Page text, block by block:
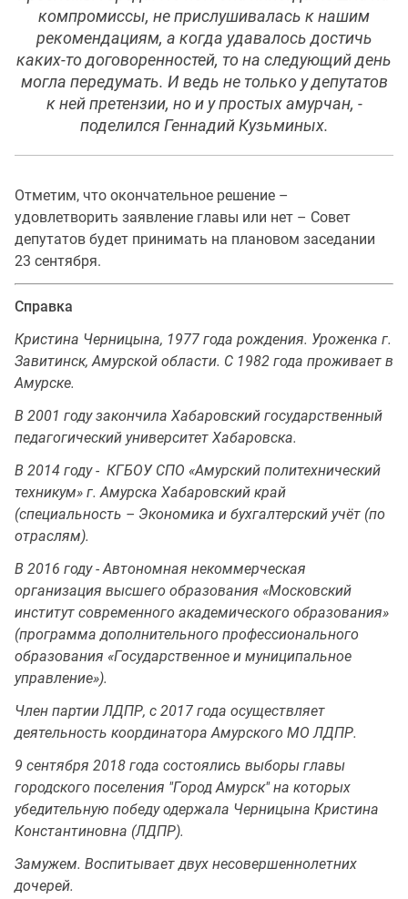
компромиссы, не прислушивалась к нашим
рекомендациям, а когда удавалось достичь
каких-то договоренностей, то на следующий день
могла передумать. И ведь не только у депутатов
к ней претензии, но и у простых амурчан, -
поделился Геннадий Кузьминых.
Отметим, что окончательное решение –
удовлетворить заявление главы или нет – Совет
депутатов будет принимать на плановом заседании
23 сентября.
Справка
Кристина Черницына, 1977 года рождения. Уроженка г.
Завитинск, Амурской области. С 1982 года проживает в
Амурске.
В 2001 году закончила Хабаровский государственный
педагогический университет Хабаровска.
В 2014 году - КГБОУ СПО «Амурский политехнический
техникум» г. Амурска Хабаровский край
(специальность – Экономика и бухгалтерский учёт (по
отраслям).
В 2016 году - Автономная некоммерческая
организация высшего образования «Московский
институт современного академического образования»
(программа дополнительного профессионального
образования «Государственное и муниципальное
управление»).
Член партии ЛДПР, с 2017 года осуществляет
деятельность координатора Амурского МО ЛДПР.
9 сентября 2018 года состоялись выборы главы
городского поселения "Город Амурск" на которых
убедительную победу одержала Черницына Кристина
Константиновна (ЛДПР).
Замужем. Воспитывает двух несовершеннолетних
дочерей.